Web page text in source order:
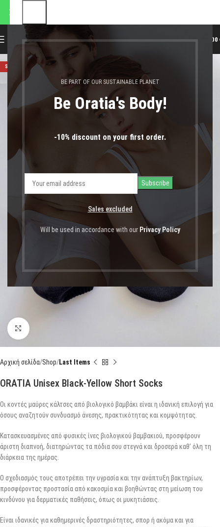
BE PART OF OUR SUSTAINABLE PLANET
Be Oratia's Body!
-10% discount on your first order.
Sales excluded
Will be used in accordance with our Privacy Policy
MENU 0,00
SOLD OUT
Click to enlarge
Αρχική σελίδα Shop Last Items
ORATIA Unisex Black-Yellow Short Socks
Οι κοντές μαύρες κάλτσες από βιολογικό βαμβάκι είναι η ιδανική επιλογή για
όσους αναζητούν συνδυασμό άνεσης, πρακτικότητας και κομψότητας.
Κατασκευασμένες από φυσικές ίνες βιολογικού βαμβακιού, προσφέρουν
άριστη διαπνοή, διατηρώντας τα πόδια σου στεγνά και δροσερά καθ’ όλη τη
διάρκεια της ημέρας.
Ο σχεδιασμός τους αποτρέπει την υγρασία και την ανάπτυξη βακτηρίων,
προσφέροντας προστασία από κακοσμία και βοηθώντας στη μείωση του
κινδύνου για δερματικές παθήσεις, όπως οι μυκητιάσεις.
Είναι ιδανικές για καθημερινές δραστηριότητες, σπορ ή ακόμα και για
θα